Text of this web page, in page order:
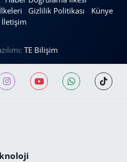
Gizlilik Politikası
Künye
İletişim
TE Bilişim